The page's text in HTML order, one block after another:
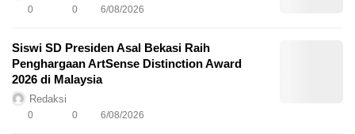
0 0 6/08/2026
Siswi SD Presiden Asal Bekasi Raih
Penghargaan ArtSense Distinction Award
2026 di Malaysia
Redaksi
0 0 6/08/2026